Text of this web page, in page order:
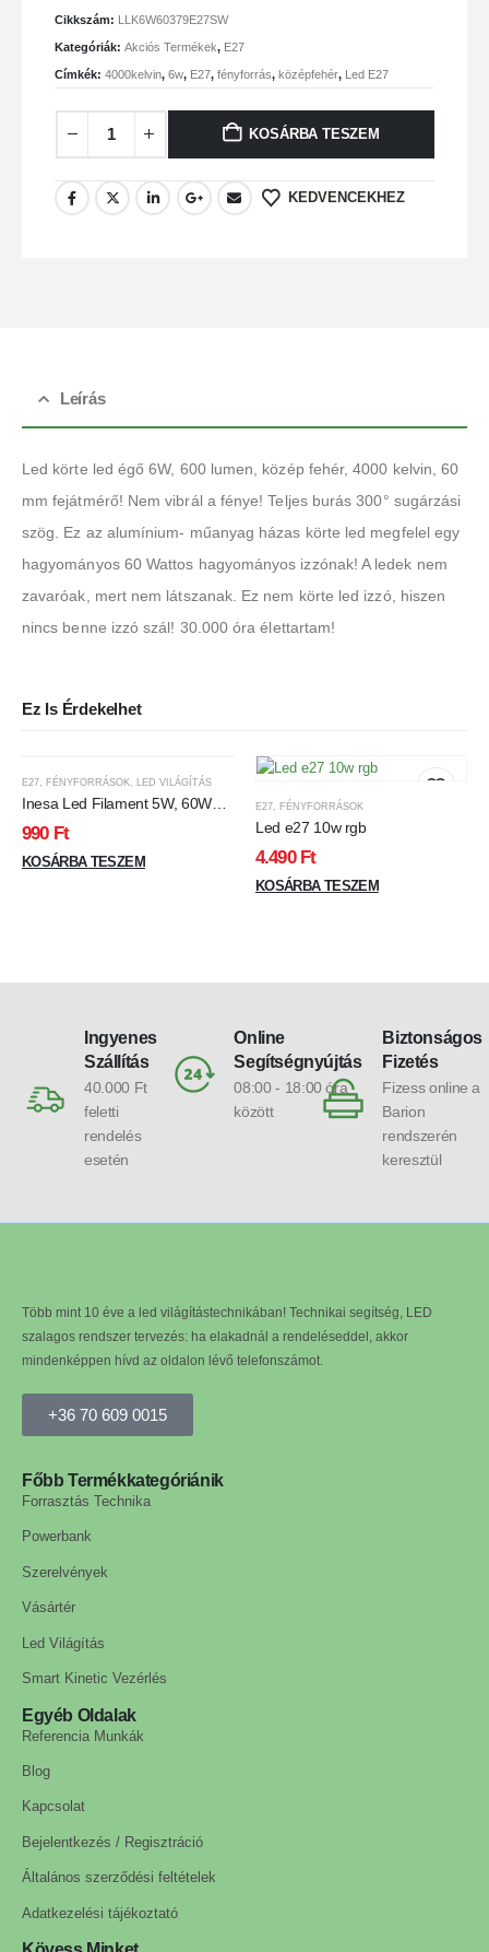
Cikkszám: LLK6W60379E27SW
Kategóriák: Akciós Termékek, E27
Címkék: 4000kelvin, 6w, E27, fényforrás, középfehér, Led E27
KOSÁRBA TESZEM
KEDVENCEKHEZ
Leírás
Led körte led égő 6W, 600 lumen, közép fehér, 4000 kelvin, 60
mm fejátmérő! Nem vibrál a fénye! Teljes burás 300° sugárzási
szög. Ez az alumínium- műanyag házas körte led megfelel egy
hagyományos 60 Wattos hagyományos izzónak! A ledek nem
zavaróak, mert nem látszanak. Ez nem körte led izzó, hiszen
nincs benne izzó szál! 30.000 óra élettartam!
Ez Is Érdekelhet
E27, FÉNYFORRÁSOK, LED VILÁGÍTÁS
Inesa Led Filament 5W, 60W
izzó helyett, E27, 600 lumen, 60
mm. 2700K, meleg fehér
990 Ft
KOSÁRBA TESZEM
E27, FÉNYFORRÁSOK
Led e27 10w rgb
4.490 Ft
KOSÁRBA TESZEM
Ingyenes
Szállítás
40.000 Ft
feletti
rendelés
esetén
Online
Segítségnyújtás
08:00 - 18:00 óra
között
Biztonságos
Fizetés
Fizess online a
Barion
rendszerén
keresztül
Több mint 10 éve a led világítástechnikában! Technikai segítség, LED
szalagos rendszer tervezés: ha elakadnál a rendeléseddel, akkor
mindenképpen hívd az oldalon lévő telefonszámot.
+36 70 609 0015
Főbb Termékkategóriánik
Forrasztás Technika
Powerbank
Szerelvények
Vásártér
Led Világítás
Smart Kinetic Vezérlés
Egyéb Oldalak
Referencia Munkák
Blog
Kapcsolat
Bejelentkezés / Regisztráció
Általános szerződési feltételek
Adatkezelési tájékoztató